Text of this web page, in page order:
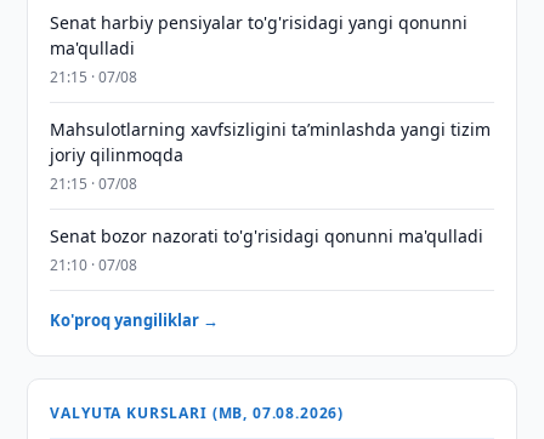
Senat harbiy pensiyalar to'g'risidagi yangi qonunni
ma'qulladi
21:15 · 07/08
Mahsulotlarning xavfsizligini taʼminlashda yangi tizim
joriy qilinmoqda
21:15 · 07/08
Senat bozor nazorati to'g'risidagi qonunni ma'qulladi
21:10 · 07/08
Ko'proq yangiliklar →
VALYUTA KURSLARI (MB, 07.08.2026)